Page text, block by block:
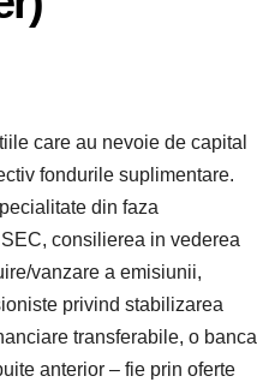
care au nevoie de capital
fondurile suplimentare.
din faza
consilierea in vederea
vanzare a emisiunii,
privind stabilizarea
transferabile, o banca
anterior – fie prin oferte